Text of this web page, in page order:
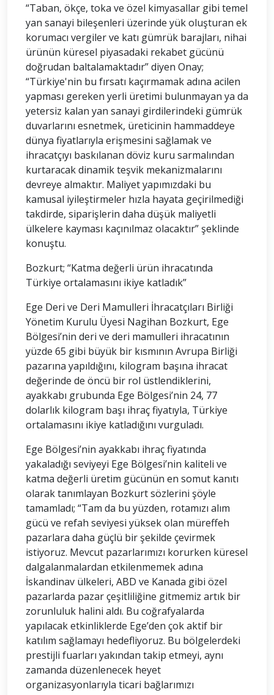
“Taban, ökçe, toka ve özel kimyasallar gibi temel
yan sanayi bileşenleri üzerinde yük oluşturan ek
korumacı vergiler ve katı gümrük barajları, nihai
ürünün küresel piyasadaki rekabet gücünü
doğrudan baltalamaktadır” diyen Onay;
“Türkiye'nin bu fırsatı kaçırmamak adına acilen
yapması gereken yerli üretimi bulunmayan ya da
yetersiz kalan yan sanayi girdilerindeki gümrük
duvarlarını esnetmek, üreticinin hammaddeye
dünya fiyatlarıyla erişmesini sağlamak ve
ihracatçıyı baskılanan döviz kuru sarmalından
kurtaracak dinamik teşvik mekanizmalarını
devreye almaktır. Maliyet yapımızdaki bu
kamusal iyileştirmeler hızla hayata geçirilmediği
takdirde, siparişlerin daha düşük maliyetli
ülkelere kayması kaçınılmaz olacaktır” şeklinde
konuştu.
Bozkurt; “Katma değerli ürün ihracatında
Türkiye ortalamasını ikiye katladık”
Ege Deri ve Deri Mamulleri İhracatçıları Birliği
Yönetim Kurulu Üyesi Nagihan Bozkurt, Ege
Bölgesi’nin deri ve deri mamulleri ihracatının
yüzde 65 gibi büyük bir kısmının Avrupa Birliği
pazarına yapıldığını, kilogram başına ihracat
değerinde de öncü bir rol üstlendiklerini,
ayakkabı grubunda Ege Bölgesi’nin 24, 77
dolarlık kilogram başı ihraç fiyatıyla, Türkiye
ortalamasını ikiye katladığını vurguladı.
Ege Bölgesi’nin ayakkabı ihraç fiyatında
yakaladığı seviyeyi Ege Bölgesi’nin kaliteli ve
katma değerli üretim gücünün en somut kanıtı
olarak tanımlayan Bozkurt sözlerini şöyle
tamamladı; “Tam da bu yüzden, rotamızı alım
gücü ve refah seviyesi yüksek olan müreffeh
pazarlara daha güçlü bir şekilde çevirmek
istiyoruz. Mevcut pazarlarımızı korurken küresel
dalgalanmalardan etkilenmemek adına
İskandinav ülkeleri, ABD ve Kanada gibi özel
pazarlarda pazar çeşitliliğine gitmemiz artık bir
zorunluluk halini aldı. Bu coğrafyalarda
yapılacak etkinliklerde Ege’den çok aktif bir
katılım sağlamayı hedefliyoruz. Bu bölgelerdeki
prestijli fuarları yakından takip etmeyi, aynı
zamanda düzenlenecek heyet
organizasyonlarıyla ticari bağlarımızı